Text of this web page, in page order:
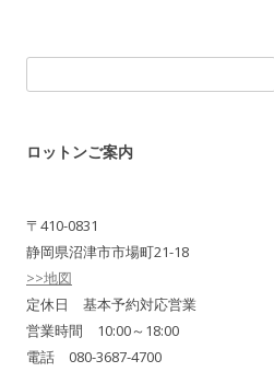
索:
ロットンご案内
〒410-0831
静岡県沼津市市場町21-18
>>地図
定休日 基本予約対応営業
営業時間 10:00～18:00
電話 080-3687-4700